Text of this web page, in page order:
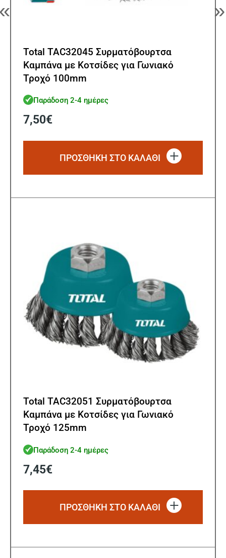
Total TAC32045 Συρματόβουρτσα
Καμπάνα με Κοτσίδες για Γωνιακό
Τροχό 100mm
Παράδοση 2-4 ημέρες
7,50€
ΠΡΟΣΘΗΚΗ ΣΤΟ ΚΑΛΑΘΙ
Total TAC32051 Συρματόβουρτσα
Καμπάνα με Κοτσίδες για Γωνιακό
Τροχό 125mm
Παράδοση 2-4 ημέρες
7,45€
ΠΡΟΣΘΗΚΗ ΣΤΟ ΚΑΛΑΘΙ
»